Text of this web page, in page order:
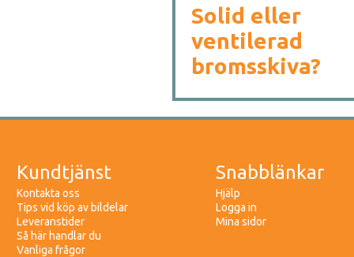
Solid eller
ventilerad
bromsskiva?
Kundtjänst
Kontakta oss
Tips vid köp av bildelar
Leveranstider
Så här handlar du
Vanliga frågor
Snabblänkar
Hjälp
Logga in
Mina sidor